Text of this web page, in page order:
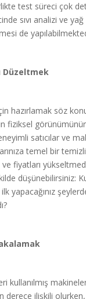
test süreci çok
sıvı analizi ve
de
Düzeltmek
hazırlamak söz
fiziksel
satıcılar ve
temel bir
ve fiyatları
düşünebilirsiniz:
ilk yapacağınız
kullanılmış
derece ilişkili